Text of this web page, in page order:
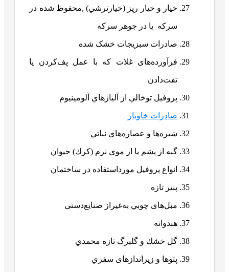
خيار و خیار ریز (خيارترشي) ,محفوظ شده در
سرکه يا در جوهر سرکه
صادرات سبزیجات خشک شده
فرآورده‌های غلات كه با عمل پف‌کردن يا
تفت‌دادن
پروفيل توخالي از آلياژهاي آلومينيوم
صادرات خاویار
شیره‌ها و عصاره‌های نباتي
گبه از پشم يا از موي نرم (كرك) حيوان
انواع پروفيل مورداستفاده در ساختمان
پنیر تازه
مبل‌های چوبي به‌غیراز صنایع‌دستی
هندوانه
گل خشك و گلبرگ تازه محمدي
پتوها و زیراندازهای سفري